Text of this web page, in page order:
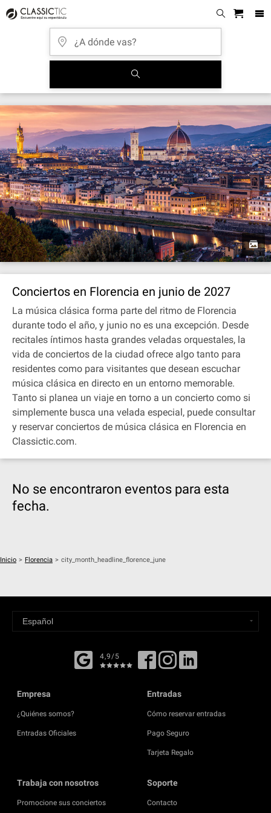
Conciertos en Florencia en junio de 2027
La música clásica forma parte del ritmo de Florencia
durante todo el año, y junio no es una excepción. Desde
recitales íntimos hasta grandes veladas orquestales, la
vida de conciertos de la ciudad ofrece algo tanto para
residentes como para visitantes que desean escuchar
música clásica en directo en un entorno memorable.
Tanto si planea un viaje en torno a un concierto como si
simplemente busca una velada especial, puede consultar
y reservar conciertos de música clásica en Florencia en
Classictic.com.
No se encontraron eventos para esta
fecha.
Inicio > Florencia > city_month_headline_florence_june
4,9/5
Empresa
¿Quiénes somos?
Entradas Oficiales
Entradas
Cómo reservar entradas
Pago Seguro
Tarjeta Regalo
Trabaja con nosotros
Promocione sus conciertos
Soporte
Contacto